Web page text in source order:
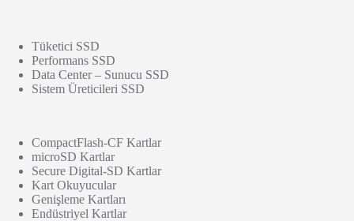
Tüketici SSD
Performans SSD
Data Center – Sunucu SSD
Sistem Üreticileri SSD
CompactFlash-CF Kartlar
microSD Kartlar
Secure Digital-SD Kartlar
Kart Okuyucular
Genişleme Kartları
Endüstriyel Kartlar